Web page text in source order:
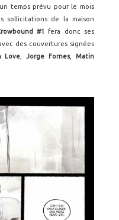
temps prévu pour le mois
sollicitations de la maison
#1 fera donc ses
des couvertures signées
Love ,Jorge Fornes, Matin